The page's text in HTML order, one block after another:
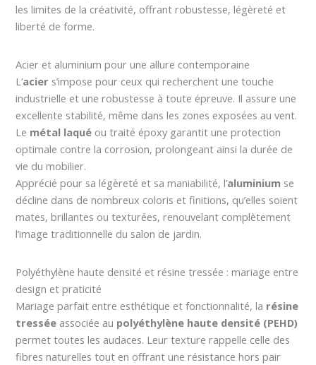
les limites de la créativité, offrant robustesse, légèreté et
liberté de forme.
Acier et aluminium pour une allure contemporaine
L’acier s’impose pour ceux qui recherchent une touche
industrielle et une robustesse à toute épreuve. Il assure une
excellente stabilité, même dans les zones exposées au vent.
Le métal laqué ou traité époxy garantit une protection
optimale contre la corrosion, prolongeant ainsi la durée de
vie du mobilier.
Apprécié pour sa légèreté et sa maniabilité, l’aluminium se
décline dans de nombreux coloris et finitions, qu’elles soient
mates, brillantes ou texturées, renouvelant complètement
l’image traditionnelle du salon de jardin.
Polyéthylène haute densité et résine tressée : mariage entre
design et praticité
Mariage parfait entre esthétique et fonctionnalité, la résine
tressée associée au polyéthylène haute densité (PEHD)
permet toutes les audaces. Leur texture rappelle celle des
fibres naturelles tout en offrant une résistance hors pair